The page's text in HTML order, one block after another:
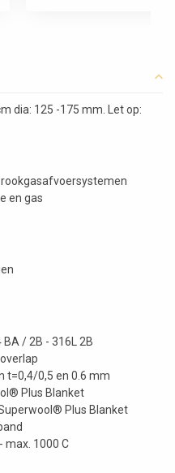
dia: 125 -175 mm. Let op:
en gas
/ 2B - 316L 2B
t=0,4/0,5 en 0.6 mm
Plus Blanket
Plus Blanket
max. 1000 C